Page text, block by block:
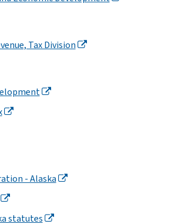
Tax Division
- Alaska
statutes